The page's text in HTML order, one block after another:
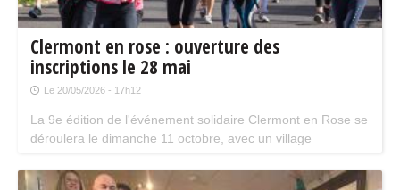
Clermont en rose : ouverture des
inscriptions le 28 mai
Le 20/05/2026 - 17h12
La 9e édition de l'événement solidaire Clermont en Rose se
déroulera le dimanche 11 octobre, avec un village
1er Mai.